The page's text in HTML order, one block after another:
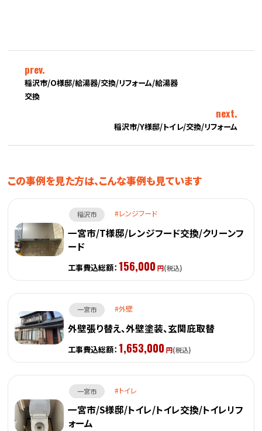
prev.
稲沢市/O様邸/給湯器/交換/リフォーム/給湯器
交換
next.
稲沢市/Y様邸/トイレ/交換/リフォーム
この事例を見た方は、こんな事例も見ています
稲沢市 レンジフード
一宮市/T様邸/レンジフード交換/クリーンフ
ード
工事費込総額： 156,000 円(税込)
一宮市 外壁
外壁張り替え、外壁塗装、玄関庇取替
工事費込総額： 1,653,000 円(税込)
一宮市 トイレ
一宮市/S様邸/トイレ/トイレ交換/トイレリフ
ォーム